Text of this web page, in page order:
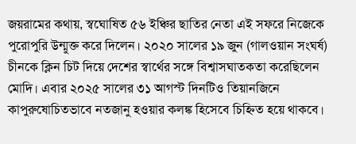
জয়রামের কথায়, স্বঘোষিত ৫৬ ইঞ্চির ছাতির নেতা এই সফরে নিজেকে
পুরোপুরি উন্মুক্ত করে দিলেন। ২০২০ সালের ১৯ জুন (গালওয়ান সংঘর্ষ)
চীনকে ক্লিন চিট দিয়ে দেশের স্বার্থের সঙ্গে বিশ্বাসঘাতকতা করেছিলেন
মোদি। এবার ২০২৫ সালের ৩১ আগস্ট দিনটিও তিয়ানজিনে
কাপুরুষোচিতভাবে নতজানু হওয়ার কলঙ্ক হিসেবে চিহ্নিত হয়ে থাকবে।